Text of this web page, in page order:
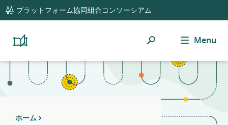
global
navigation
プラットフォーム協同組合コンソーシアム
Platform
Resource
検
Menu
ホーム
Notifications
21
filters
Resource